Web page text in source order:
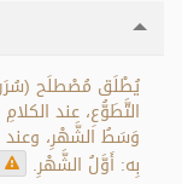
يُطْلَق مُصْطلَح
التَّطَوُّعِ، عند
وَسَطُ الشَّهْرِ، وعند
بِه: أَوَّلُ الشَّهْرِ.